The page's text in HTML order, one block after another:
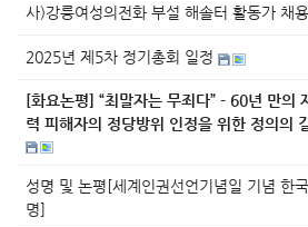
사)강릉여성의전화 부설 해솔터 활동가 채용
2025년 제5차 정기총회 일정
[화요논평] “최말자는 무죄다” - 60년 만의
력 피해자의 정당방위 인정을 위한 정의의
성명 및 논평[세계인권선언기념일 기념 한
명]